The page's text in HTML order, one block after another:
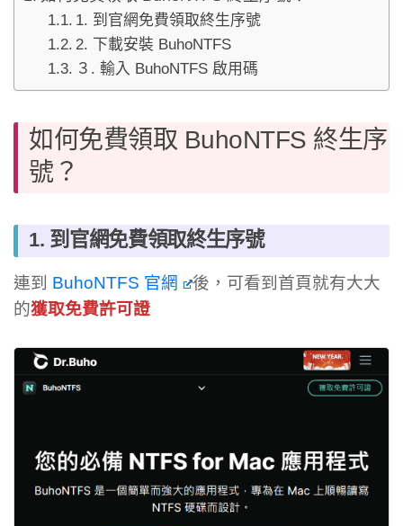
1. 到官網免費領取終生序號
2. 下載安裝 BuhoNTFS
３. 輸入 BuhoNTFS 啟用碼
如何免費領取 BuhoNTFS 終生序
號？
1. 到官網免費領取終生序號
連到 BuhoNTFS 官網
後，可看到首頁就有大大
的獲取免費許可證